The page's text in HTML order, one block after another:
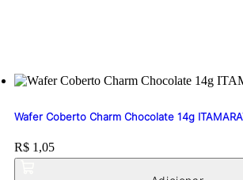
Wafer Coberto Charm Chocolate 14g
Price:
R$ 1,05